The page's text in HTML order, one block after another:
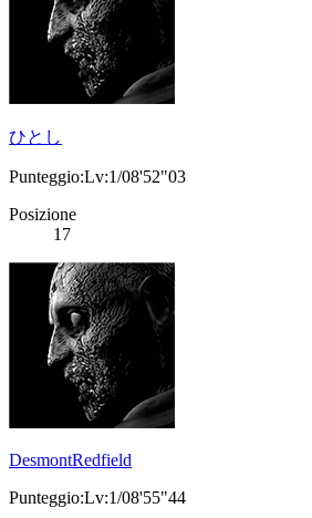
ひとし
Punteggio:Lv:1/08'52"03
Posizione
17
DesmontRedfield
Punteggio:Lv:1/08'55"44